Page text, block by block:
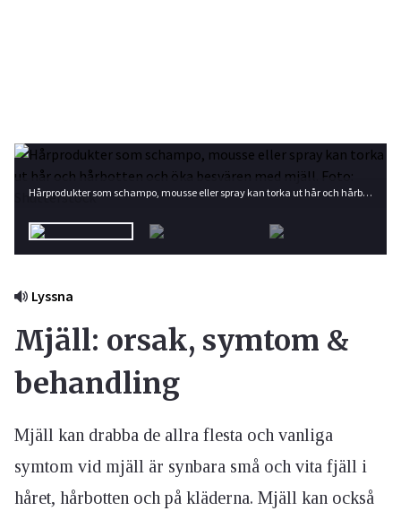
Hårprodukter som schampo, mousse eller spray kan torka ut hår och hårbotten och öka besvären med mjäll. Foto: Shutterstock
Lyssna
Mjäll: orsak, symtom &
behandling
Mjäll kan drabba de allra flesta och vanliga
symtom vid mjäll är synbara små och vita fjäll i
håret, hårbotten och på kläderna. Mjäll kan också